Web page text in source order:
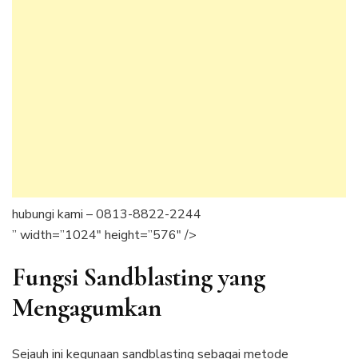
hubungi kami – 0813-8822-2244
” width=”1024″ height=”576″ />
Fungsi Sandblasting yang
Mengagumkan
Sejauh ini kegunaan sandblasting sebagai metode